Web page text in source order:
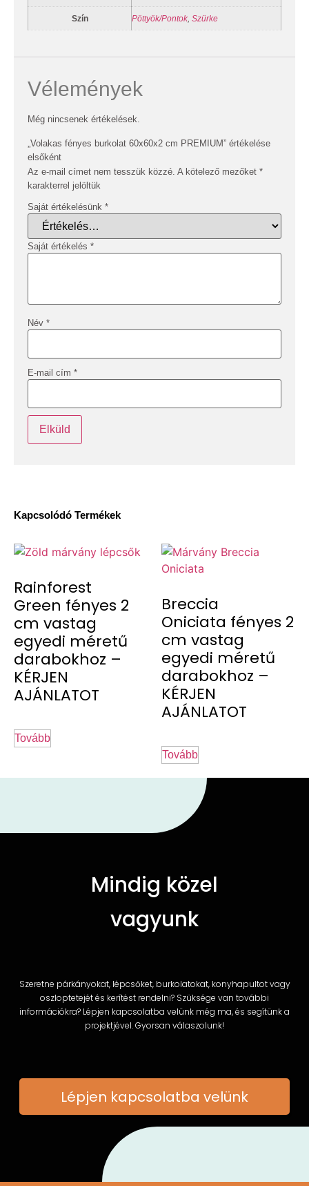
Kapcsolódó Termékek
Rainforest
Green fényes 2
cm vastag
egyedi méretű
darabokhoz –
KÉRJEN
AJÁNLATOT
Tovább
Breccia
Oniciata fényes 2
cm vastag
egyedi méretű
darabokhoz –
KÉRJEN
AJÁNLATOT
Tovább
Szín Pöttyök/Pontok Szürke
Vélemények
Még nincsenek értékelések.
„Volakas fényes burkolat 60x60x2 cm PREMIUM” értékelése
elsőként
Az e-mail címet nem tesszük közzé. A kötelező mezőket *
karakterrel jelöltük
Saját értékelésünk *
Saját értékelés *
Név *
E-mail cím *
Mindig közel
vagyunk
Szeretne párkányokat, lépcsőket, burkolatokat, konyhapultot vagy
oszloptetejét és kerítést rendelni? Szüksége van további
információkra? Lépjen kapcsolatba velünk még ma, és segítünk a
projektjével. Gyorsan válaszolunk!
Lépjen kapcsolatba velünk